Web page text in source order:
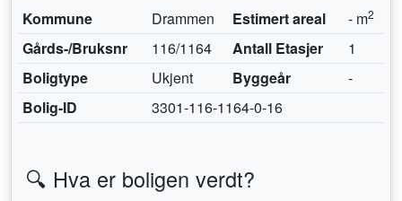
Kommune Drammen Estimert areal - m2
Gårds-/Bruksnr 116/1164 Antall Etasjer
1
Boligtype
Ukjent Byggeår
-
Bolig-ID
3301-116-1164-0-16
🔍 Hva er boligen verdt?